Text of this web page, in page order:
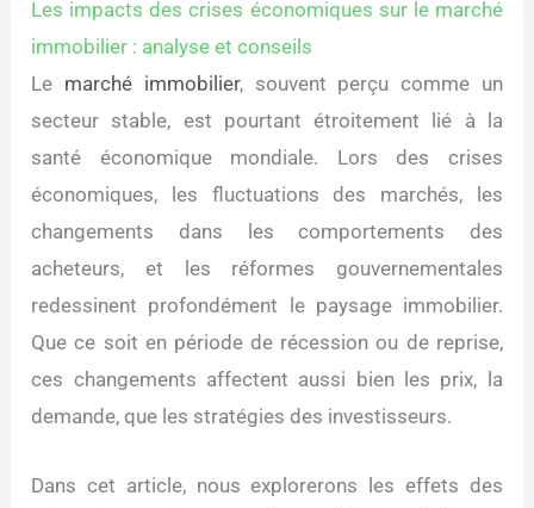
Les impacts des crises économiques sur le marché
immobilier : analyse et conseils
Le marché immobilier, souvent perçu comme un
secteur stable, est pourtant étroitement lié à la
santé économique mondiale. Lors des crises
économiques, les fluctuations des marchés, les
changements dans les comportements des
acheteurs, et les réformes gouvernementales
redessinent profondément le paysage immobilier.
Que ce soit en période de récession ou de reprise,
ces changements affectent aussi bien les prix, la
demande, que les stratégies des investisseurs.
Dans cet article, nous explorerons les effets des